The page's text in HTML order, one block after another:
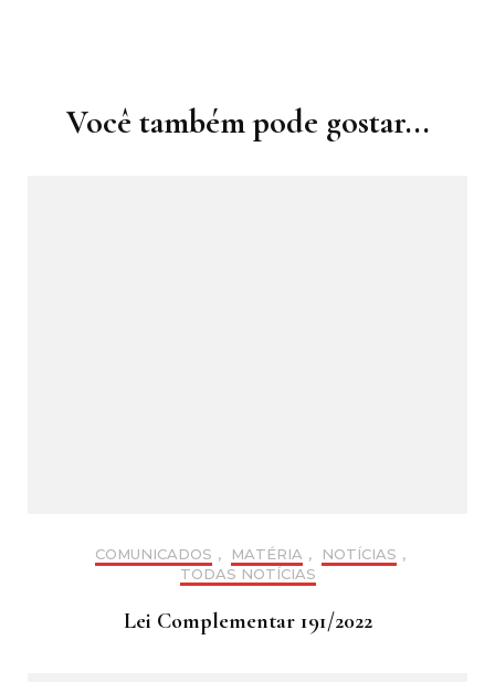
postVocê também pode gostar...
COMUNICADOS , MATÉRIA , NOTÍCIAS ,
TODAS NOTÍCIAS
Lei Complementar 191/2022